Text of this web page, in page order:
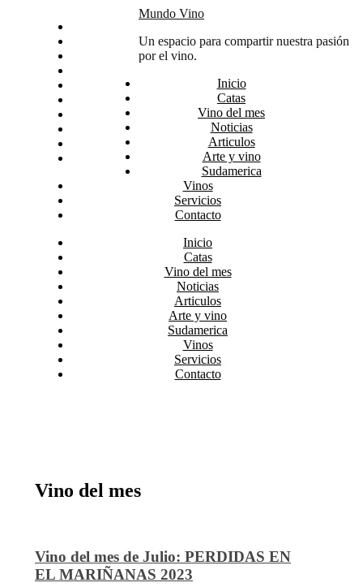
Arte y vino
Sudamerica
Mundo Vino
Un espacio para compartir nuestra pasión
por el vino.
Inicio
Catas
Vino del mes
Noticias
Articulos
Arte y vino
Sudamerica
Vinos
Servicios
Contacto
Inicio
Catas
Vino del mes
Noticias
Articulos
Arte y vino
Sudamerica
Vinos
Servicios
Contacto
Vino del mes
Vino del mes de Julio: PERDIDAS EN
EL MARIÑANAS 2023